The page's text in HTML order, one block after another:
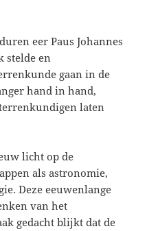
eer Paus Johannes
stelde en
gaan in de
hand in hand,
laten
licht op de
als astronomie,
Deze eeuwenlange
van het
gedacht blijkt dat de